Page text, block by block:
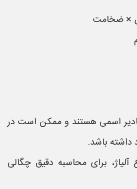
× ضخامت
اسمی هستند و ممکن است در
باشد.
برای محاسبه دقیق چگالی